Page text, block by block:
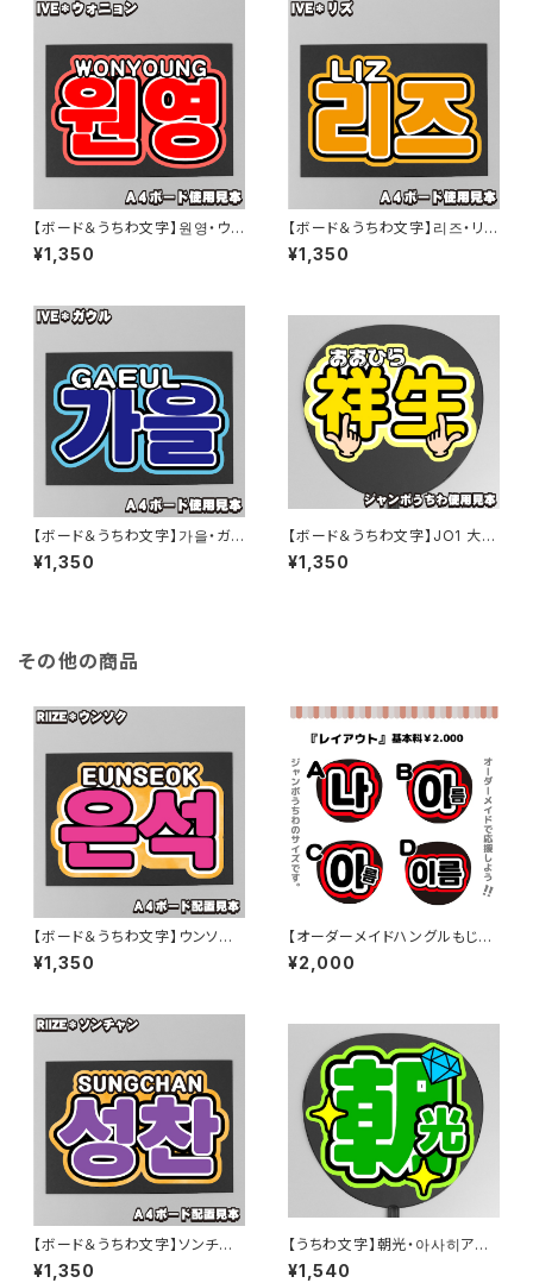
【ボード＆うちわ文字】원영・ウォ
ニョン①A4 即納 【IVE】
¥1,350
【ボード＆うちわ文字】리즈・リズ
①A4 即納 【IVE】
¥1,350
【ボード＆うちわ文字】가을・ガウ
ル①A4 即納 【IVE】
¥1,350
【ボード＆うちわ文字】JO1 大平
祥生くん①GO to The TOP 即
納 【JO1】
¥1,350
その他の商品
【ボード＆うちわ文字】ウンソク・
은석① 即納 【RIIZE】
¥1,350
【オーダーメイドハングルもじ】う
ちわ１枚サイズ 韓国語ハングル
【プリントうちわ文字】
¥2,000
【ボード＆うちわ文字】ソンチャ
ン・성찬① 即納 【RIIZE】
¥1,350
【うちわ文字】朝光・아사히アサ
ヒ 即納 【TREASURE】
¥1,540